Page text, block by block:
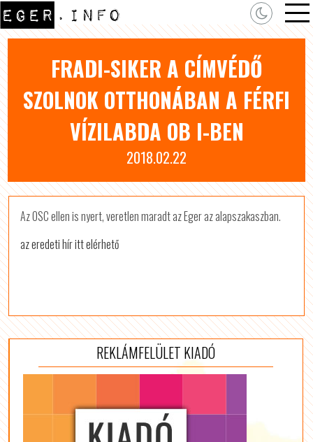
FRADI-SIKER A CÍMVÉDŐ
SZOLNOK OTTHONÁBAN A FÉRFI
VÍZILABDA OB I-BEN
2018.02.22
Az OSC ellen is nyert, veretlen maradt az Eger az alapszakaszban.
az eredeti hír itt elérhető
REKLÁMFELÜLET KIADÓ